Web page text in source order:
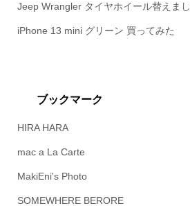
Jeep Wrangler タイヤホイール替えまし
iPhone 13 mini グリーン 買ってみた
ブックマーク
HIRA HARA
mac a La Carte
MakiEni's Photo
SOMEWHERE BERORE